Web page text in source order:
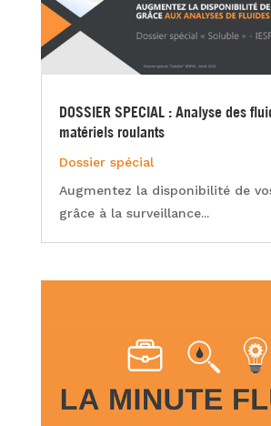
DOSSIER SPECIAL : Analyse des
matériels roulants
Dossier spécial
Augmentez la disponibilité de
grâce à la surveillance...